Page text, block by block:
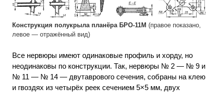
Конструкция полукрыла планёра БРО-11М (правое показано,
левое — отражённый вид)
Все нервюры имеют одинаковые профиль и хорду, но
неодинаковы по конструкции. Так, нервюры № 2 — № 9 и
№ 11 — № 14 — двутаврового сечения, собраны на клею
и гвоздях из четырёх реек сечением 5×5 мм, двух